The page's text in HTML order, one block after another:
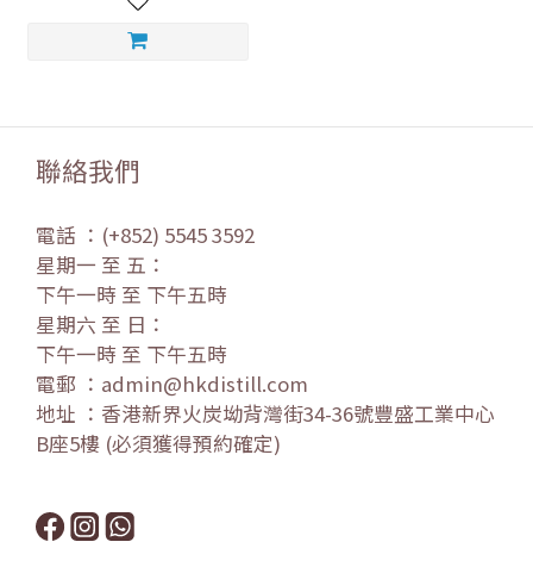
聯絡我們
電話 ：(+852) 5545 3592
星期一 至 五：
下午一時 至 下午五時
星期六 至 日：
下午一時 至 下午五時
電郵 ：admin@hkdistill.com
地址 ：香港新界火炭坳背灣街34-36號豐盛工業中心
B座5樓 (必須獲得預約確定)